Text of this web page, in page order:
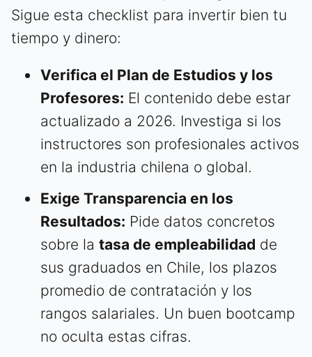
Sigue esta checklist para invertir bien tu
tiempo y dinero:
Verifica el Plan de Estudios y los
Profesores: El contenido debe estar
actualizado a 2026. Investiga si los
instructores son profesionales activos
en la industria chilena o global.
Exige Transparencia en los
Resultados: Pide datos concretos
sobre la tasa de empleabilidad de
sus graduados en Chile, los plazos
promedio de contratación y los
rangos salariales. Un buen bootcamp
no oculta estas cifras.